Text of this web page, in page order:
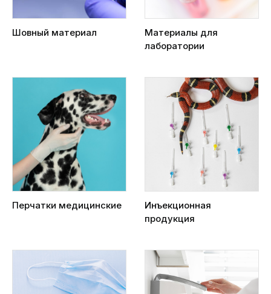
Шовный материал
Материалы для
лаборатории
Перчатки медицинские
Инъекционная
продукция